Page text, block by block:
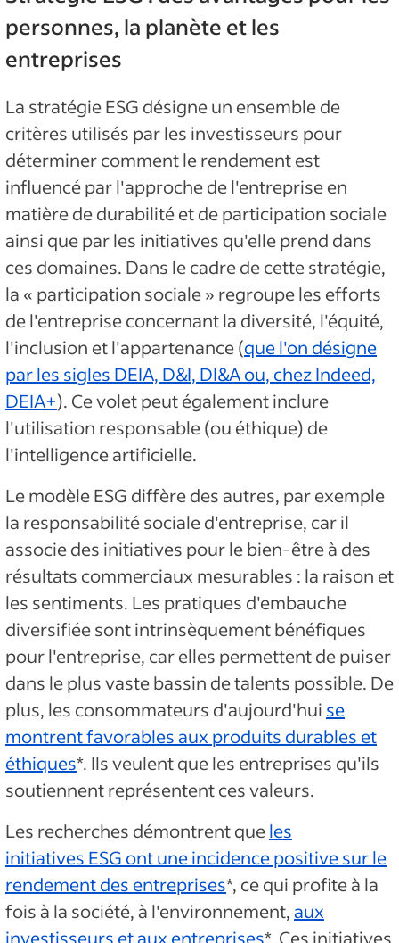
personnes, la planète et les
entreprises
La stratégie ESG désigne un ensemble de
critères utilisés par les investisseurs pour
déterminer comment le rendement est
influencé par l'approche de l'entreprise en
matière de durabilité et de participation sociale
ainsi que par les initiatives qu'elle prend dans
ces domaines. Dans le cadre de cette stratégie,
la « participation sociale » regroupe les efforts
de l'entreprise concernant la diversité, l'équité,
l'inclusion et l'appartenance (que l'on désigne
par les sigles DEIA, D&I, DI&A ou, chez Indeed,
DEIA+). Ce volet peut également inclure
l'utilisation responsable (ou éthique) de
l'intelligence artificielle.
Le modèle ESG diffère des autres, par exemple
la responsabilité sociale d'entreprise, car il
associe des initiatives pour le bien-être à des
résultats commerciaux mesurables : la raison et
les sentiments. Les pratiques d'embauche
diversifiée sont intrinsèquement bénéfiques
pour l'entreprise, car elles permettent de puiser
dans le plus vaste bassin de talents possible. De
plus, les consommateurs d'aujourd'hui se
montrent favorables aux produits durables et
éthiques*. Ils veulent que les entreprises qu'ils
soutiennent représentent ces valeurs.
Les recherches démontrent queles
initiatives ESG ont une incidence positive sur le
rendement des entreprises*, ce qui profite à la
fois à la société, à l'environnement,aux
investisseurs et aux entreprises*. Ces initiatives